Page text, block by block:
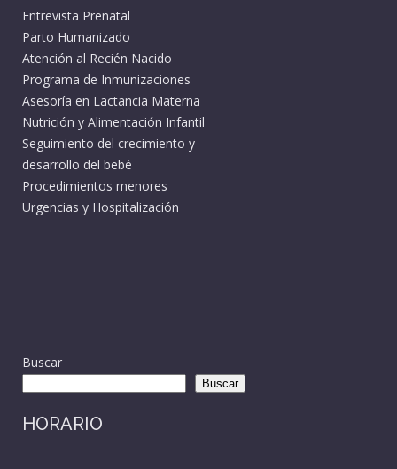
Entrevista Prenatal
Parto Humanizado
Atención al Recién Nacido
Programa de Inmunizaciones
Asesoría en Lactancia Materna
Nutrición y Alimentación Infantil
Seguimiento del crecimiento y
desarrollo del bebé
Procedimientos menores
Urgencias y Hospitalización
Buscar
Buscar
HORARIO